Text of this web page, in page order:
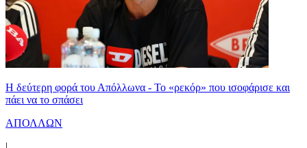
Η δεύτερη φορά του Απόλλωνα - Το «ρεκόρ» που ισοφάρισε και
πάει να το σπάσει
ΑΠΟΛΛΩΝ